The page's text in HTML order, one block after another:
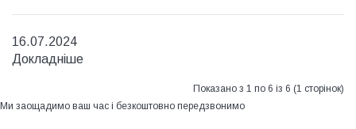
16.07.2024
Докладніше
Показано з 1 по 6 із 6 (1 сторінок)
Ми заощадимо ваш час і безкоштовно передзвонимо